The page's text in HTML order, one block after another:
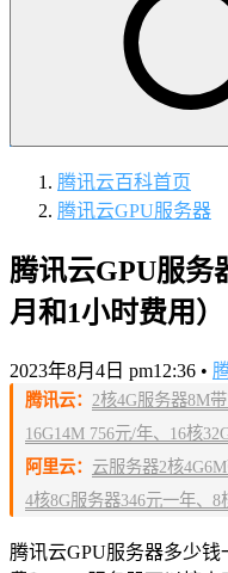
腾讯云百科首页
腾讯云GPU服务器
腾讯云GPU服务
月和1小时费用）
2023年8月4日 pm12:36 •
腾讯云： 2核4G服务器8M
16G14M 756元/年、16核
阿里云： 云服务器2核
4核8G服务器346元一年、8
腾讯云GPU服务器多少